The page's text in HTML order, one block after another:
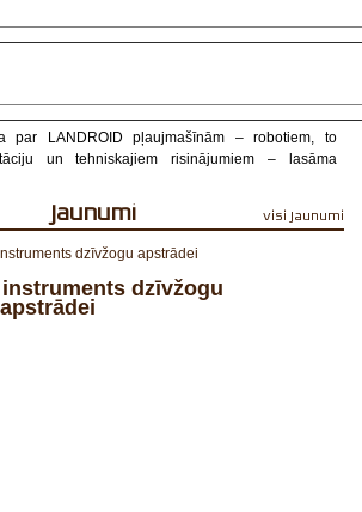
par LANDROID pļaujmašīnām – robotiem, to
un tehniskajiem risinājumiem – lasāma
Jaunumi visi Jaunumi
apstrādei